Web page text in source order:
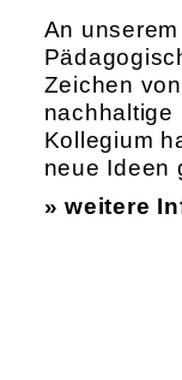
An
Zeichen
nachhaltige
Kollegium
neue Ideen
» weitere